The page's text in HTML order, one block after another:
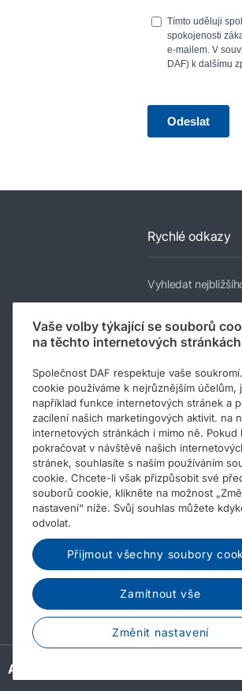
Rychlé odkazy
Vyhledat
Služby
Kariéra v DAF
O nás
Informace o
Kodex chování
© 2026 DAF
A PACCAR COMPANY
Vaše volby týkající se souborů
na těchto internetových stránkách
Společnost DAF respektuje vaše
cookie používáme k nejrůznějším účelům,
například funkce internetových stránek a
zacílení našich marketingových aktivit. na
internetových stránkách i mimo ně. Pokud
pokračovat v návštěvě našich
stránek, souhlasíte s naším používáním
cookie. Chcete-li však přizpůsobit své
souborů cookie, klikněte na možnost
nastavení“ níže. Svůj souhlas můžete
odvolat.
Přijmout všechny soubory
Zamítnout vše
Změnit nastavení